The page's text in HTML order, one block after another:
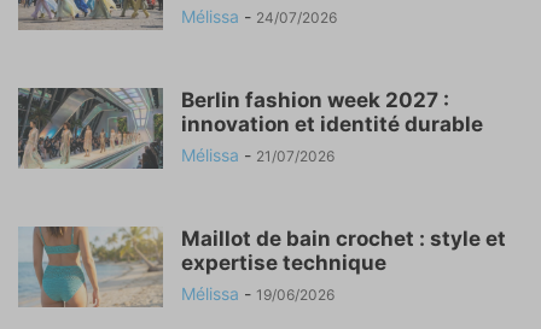
Mélissa - 24/07/2026
Berlin fashion week 2027 :
innovation et identité durable
Mélissa - 21/07/2026
Maillot de bain crochet : style et
expertise technique
Mélissa - 19/06/2026